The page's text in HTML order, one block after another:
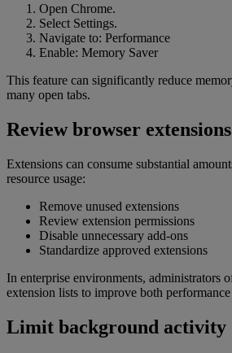
Open Chrome.
Select Settings.
Navigate to: Performance
Enable: Memory Saver
This feature can significantly reduce
many open tabs.
Review browser extensions
Extensions can consume substantial
resource usage:
Remove unused extensions
Review extension permissions
Disable unnecessary add-ons
Standardize approved extensions
In enterprise environments, administrators
extension lists to improve both
Limit background activity